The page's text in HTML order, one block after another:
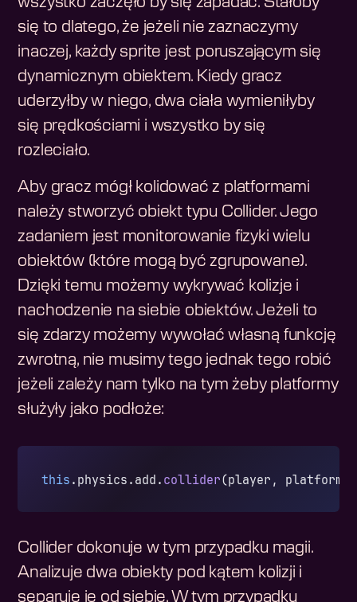
się to dlatego, że jeżeli nie zaznaczymy
inaczej, każdy sprite jest poruszającym się
dynamicznym obiektem. Kiedy gracz
uderzyłby w niego, dwa ciała wymieniłyby
się prędkościami i wszystko by się
rozleciało.
Aby gracz mógł kolidować z platformami
należy stworzyć obiekt typu Collider. Jego
zadaniem jest monitorowanie fizyki wielu
obiektów (które mogą być zgrupowane).
Dzięki temu możemy wykrywać kolizje i
nachodzenie na siebie obiektów. Jeżeli to
się zdarzy możemy wywołać własną funkcję
zwrotną, nie musimy tego jednak tego robić
jeżeli zależy nam tylko na tym żeby platformy
służyły jako podłoże:
this .physics.add. collider(player,
Collider dokonuje w tym przypadku magii.
Analizuje dwa obiekty pod kątem kolizji i
separuje je od siebie. W tym przypadku